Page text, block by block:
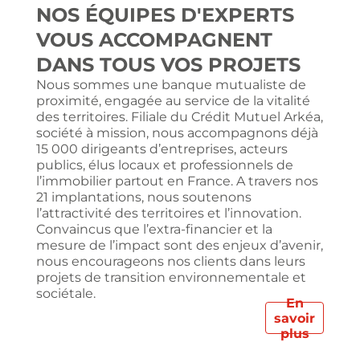
NOS ÉQUIPES D'EXPERTS
VOUS ACCOMPAGNENT
DANS TOUS VOS PROJETS
Nous sommes une banque mutualiste de
proximité, engagée au service de la vitalité
des territoires. Filiale du Crédit Mutuel Arkéa,
société à mission, nous accompagnons déjà
15 000 dirigeants d’entreprises, acteurs
publics, élus locaux et professionnels de
l’immobilier partout en France. A travers nos
21 implantations, nous soutenons
l’attractivité des territoires et l’innovation.
Convaincus que l’extra-financier et la
mesure de l’impact sont des enjeux d’avenir,
nous encourageons nos clients dans leurs
projets de transition environnementale et
sociétale.
En
savoir
plus